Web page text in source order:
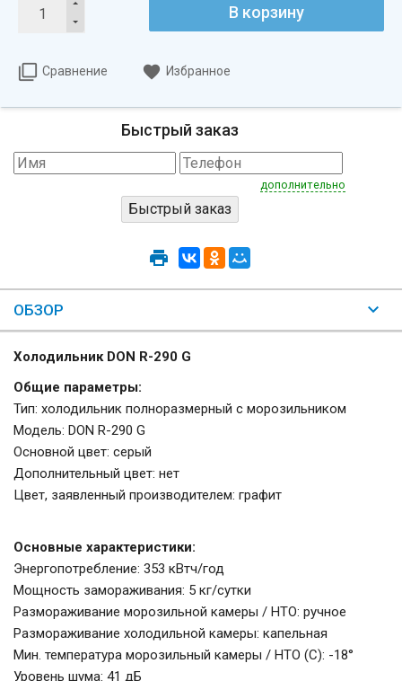
В корзину
Сравнение Избранное
Быстрый заказ
дополнительно
ОБЗОР
Холодильник DON R-290 G
Общие параметры:
Тип: холодильник полноразмерный с морозильником
Модель: DON R-290 G
Основной цвет: серый
Дополнительный цвет: нет
Цвет, заявленный производителем: графит
Основные характеристики:
Энергопотребление: 353 кВтч/год
Мощность замораживания: 5 кг/сутки
Размораживание морозильной камеры / НТО: ручное
Размораживание холодильной камеры: капельная
Мин. температура морозильный камеры / НТО (C): -18°
Уровень шума: 41 дБ